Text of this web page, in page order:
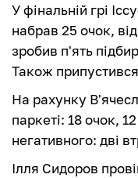
У фінальній грі
набрав 25 очок,
зробив п'ять
Також
На рахунку
паркеті: 18 очок,
негативного: дві
Ілля Сидоров